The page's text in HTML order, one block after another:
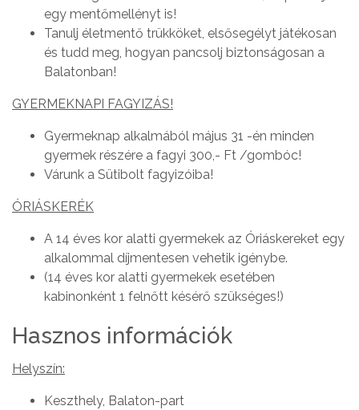
egy mentőmellényt is!
Tanulj életmentő trükköket, elsősegélyt játékosan
és tudd meg, hogyan pancsolj biztonságosan a
Balatonban!
GYERMEKNAPI FAGYIZÁS!
Gyermeknap alkalmából május 31 -én minden
gyermek részére a fagyi 300,- Ft /gombóc!
Várunk a Sütibolt fagyizóiba!
ÓRIÁSKERÉK
A 14 éves kor alatti gyermekek az Óriáskereket egy
alkalommal díjmentesen vehetik igénybe.
(14 éves kor alatti gyermekek esetében
kabinonként 1 felnőtt késérő szükséges!)
Hasznos információk
Helyszín:
Keszthely, Balaton-part